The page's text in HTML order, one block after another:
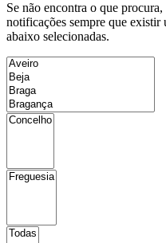
Se não encontra o que
notificações sempre que existir
abaixo selecionadas.